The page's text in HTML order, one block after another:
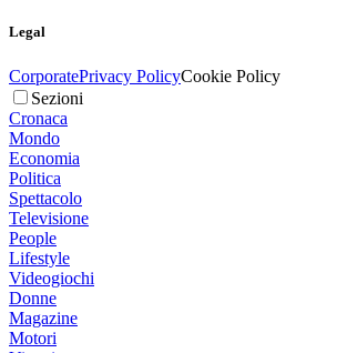
Legal
CorporatePrivacy PolicyCookie Policy
Sezioni
Cronaca
Mondo
Economia
Politica
Spettacolo
Televisione
People
Lifestyle
Videogiochi
Donne
Magazine
Motori